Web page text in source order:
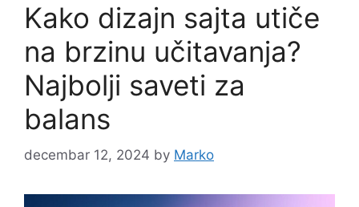
Kako dizajn sajta utiče
na brzinu učitavanja?
Najbolji saveti za
balans
decembar 12, 2024 by Marko